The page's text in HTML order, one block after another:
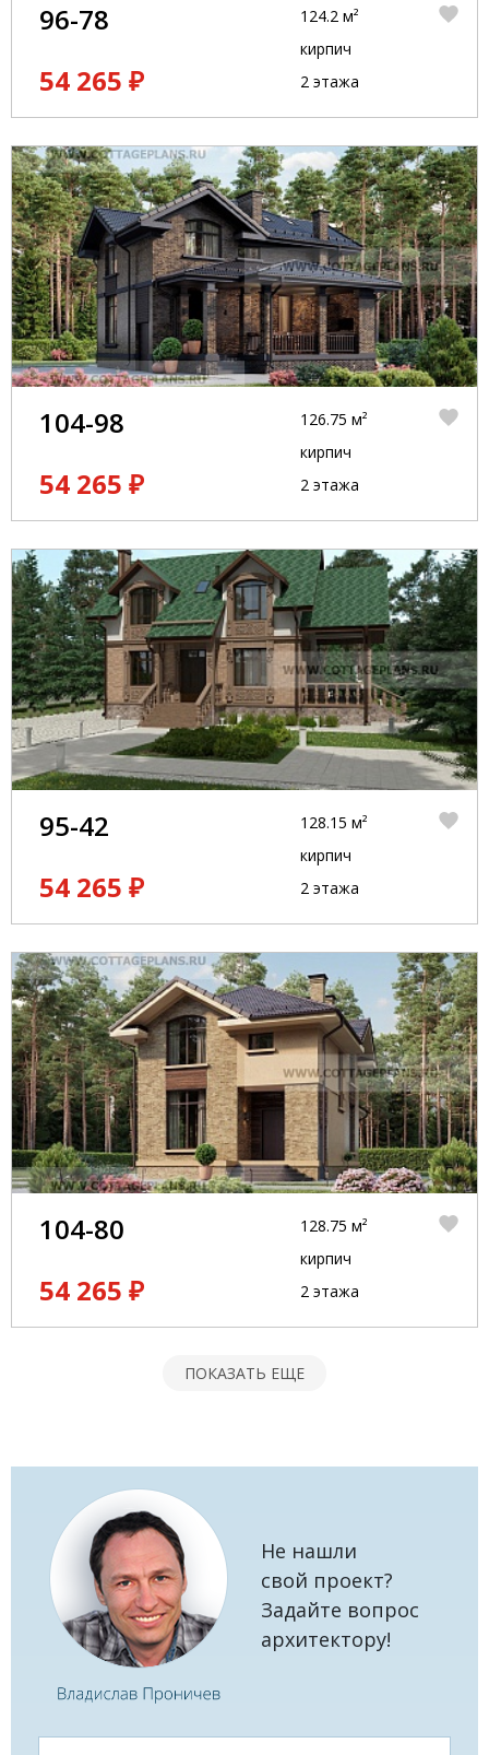
96-78
54 265 ₽
124.2 м²
кирпич
2 этажа
104-98
54 265 ₽
126.75 м²
кирпич
2 этажа
95-42
54 265 ₽
128.15 м²
кирпич
2 этажа
104-80
54 265 ₽
128.75 м²
кирпич
2 этажа
ПОКАЗАТЬ ЕЩЕ
Не нашли
свой проект?
Задайте вопрос
архитектору!